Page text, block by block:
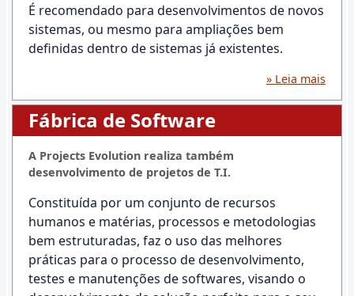
É recomendado para desenvolvimentos de novos
sistemas, ou mesmo para ampliações bem
definidas dentro de sistemas já existentes.
» Leia mais
Fábrica de Software
A Projects Evolution realiza também
desenvolvimento de projetos de T.I.
Constituída por um conjunto de recursos
humanos e matérias, processos e metodologias
bem estruturadas, faz o uso das melhores
práticas para o processo de desenvolvimento,
testes e manutenções de softwares, visando o